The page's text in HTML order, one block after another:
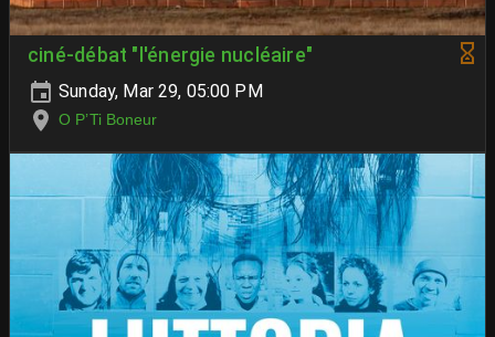
ciné-débat "l'énergie nucléaire"
Sunday, Mar 29, 05:00 PM
O P’Ti Boneur